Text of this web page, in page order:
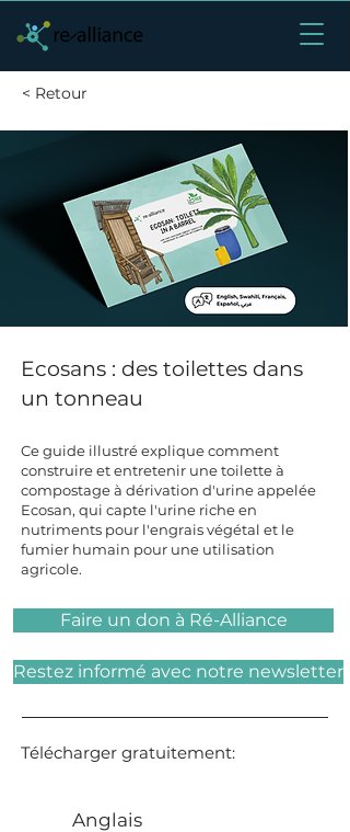
< Retour
Ecosans : des toilettes dans
un tonneau
Ce guide illustré explique comment
construire et entretenir une toilette à
compostage à dérivation d'urine appelée
Ecosan, qui capte l'urine riche en
nutriments pour l'engrais végétal et le
fumier humain pour une utilisation
agricole.
Faire un don à Ré-Alliance
Restez informé avec notre newsletter
Télécharger gratuitement:
Anglais